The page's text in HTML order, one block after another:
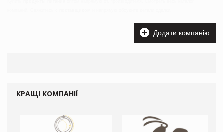
Додати компанію
КРАЩІ КОМПАНІЇ